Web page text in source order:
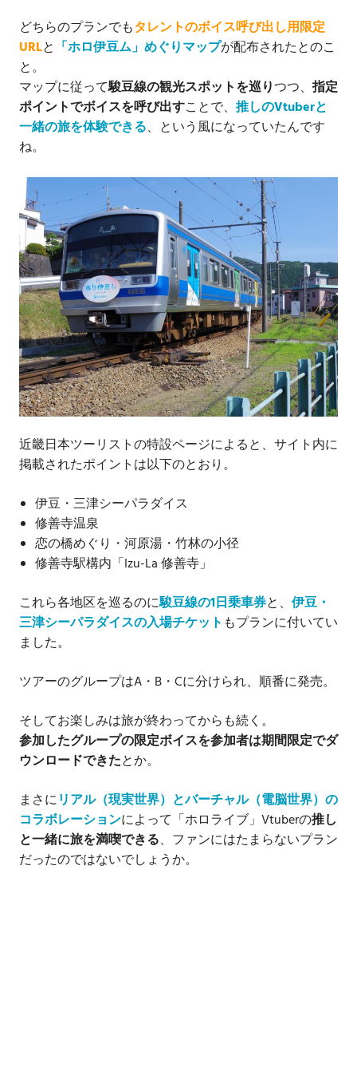
どちらのプランでもタレントのボイス呼び出し用限定
URLと 「ホロ伊豆ム」めぐりマップが配布されたとのこ
と。
マップに従って駿豆線の観光スポットを巡りつつ、 指定
ポイントでボイスを呼び出すことで、 推しのVtuberと
一緒の旅を体験できる、という風になっていたんです
ね。
近畿日本ツーリストの特設ページによると、サイト内に
掲載されたポイントは以下のとおり。
伊豆・三津シーパラダイス
修善寺温泉
恋の橋めぐり・河原湯・竹林の小径
修善寺駅構内「Izu-La 修善寺」
これら各地区を巡るのに駿豆線の1日乗車券と、 伊豆・
三津シーパラダイスの入場チケット もプランに付いてい
ました。
ツアーのグループはA・B・Cに分けられ、順番に発売。
そしてお楽しみは旅が終わってからも続く。
参加したグループの限定ボイスを参加者は期間限定でダ
ウンロードできたとか。
まさにリアル（現実世界）とバーチャル（電脳世界）の
コラボレーションによって「ホロライブ」Vtuberの推し
と一緒に旅を満喫できる、ファンにはたまらないプラン
だったのではないでしょうか。